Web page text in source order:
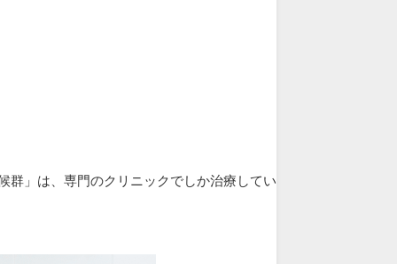
群」は、専門のクリニックでしか治療してい